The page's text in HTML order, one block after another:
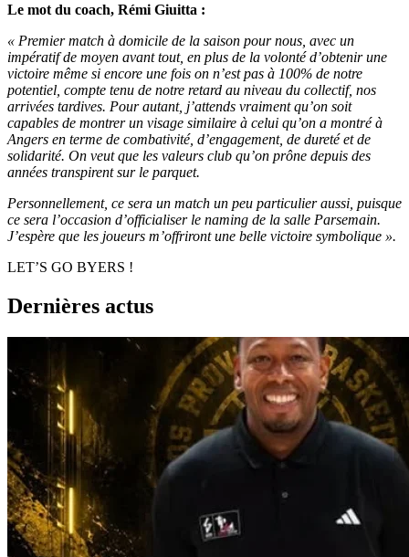
Le mot du coach, Rémi Giuitta :
« Premier match à domicile de la saison pour nous, avec un
impératif de moyen avant tout, en plus de la volonté d’obtenir une
victoire même si encore une fois on n’est pas à 100% de notre
potentiel, compte tenu de notre retard au niveau du collectif, nos
arrivées tardives. Pour autant, j’attends vraiment qu’on soit
capables de montrer un visage similaire à celui qu’on a montré à
Angers en terme de combativité, d’engagement, de dureté et de
solidarité. On veut que les valeurs club qu’on prône depuis des
années transpirent sur le parquet.
Personnellement, ce sera un match un peu particulier aussi, puisque
ce sera l’occasion d’officialiser le naming de la salle Parsemain.
J’espère que les joueurs m’offriront une belle victoire symbolique ».
LET’S GO BYERS !
Dernières actus